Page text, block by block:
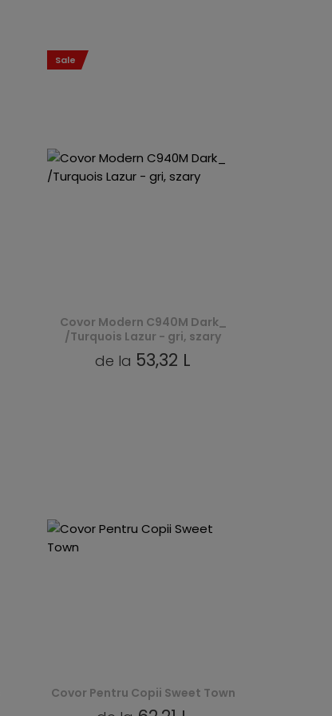
Covor Modern C940M Dark_
/Turquois Lazur - gri, szary
de la 53,32 L
Sale
Covor Pentru Copii Sweet Town